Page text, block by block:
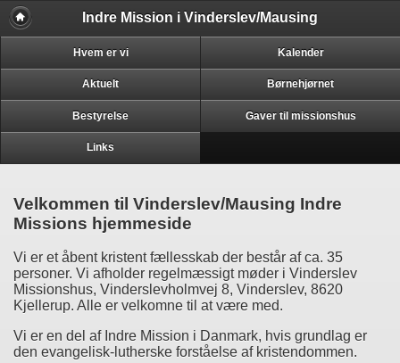
Indre Mission i Vinderslev/Mausing
Hvem er vi Kalender
Aktuelt Børnehjørnet
Bestyrelse Gaver til missionshus
Links
Velkommen til Vinderslev/Mausing Indre
Missions hjemmeside
Vi er et åbent kristent fællesskab der består af ca. 35
personer. Vi afholder regelmæssigt møder i Vinderslev
Missionshus, Vinderslevholmvej 8, Vinderslev, 8620
Kjellerup. Alle er velkomne til at være med.
Vi er en del af Indre Mission i Danmark, hvis grundlag er
den evangelisk-lutherske forståelse af kristendommen.